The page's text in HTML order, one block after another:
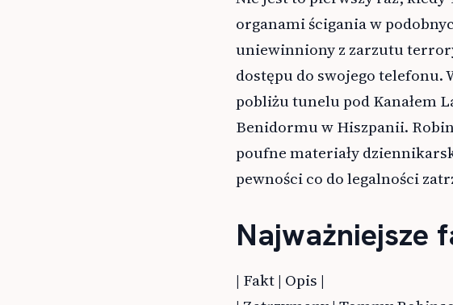
organami ścigania w
uniewinniony z zarzutu
dostępu do swojego telefonu.
pobliżu tunelu pod Kanałem
Benidormu w Hiszpanii.
poufne materiały
pewności co do legalności
Najważniejsze
| Fakt | Opis |